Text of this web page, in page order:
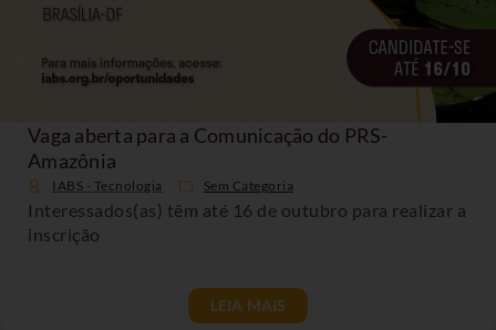
Vaga aberta para a Comunicação do PRS-
Amazônia
IABS - Tecnologia Sem Categoria
Interessados(as) têm até 16 de outubro para realizar a
inscrição
LEIA MAIS